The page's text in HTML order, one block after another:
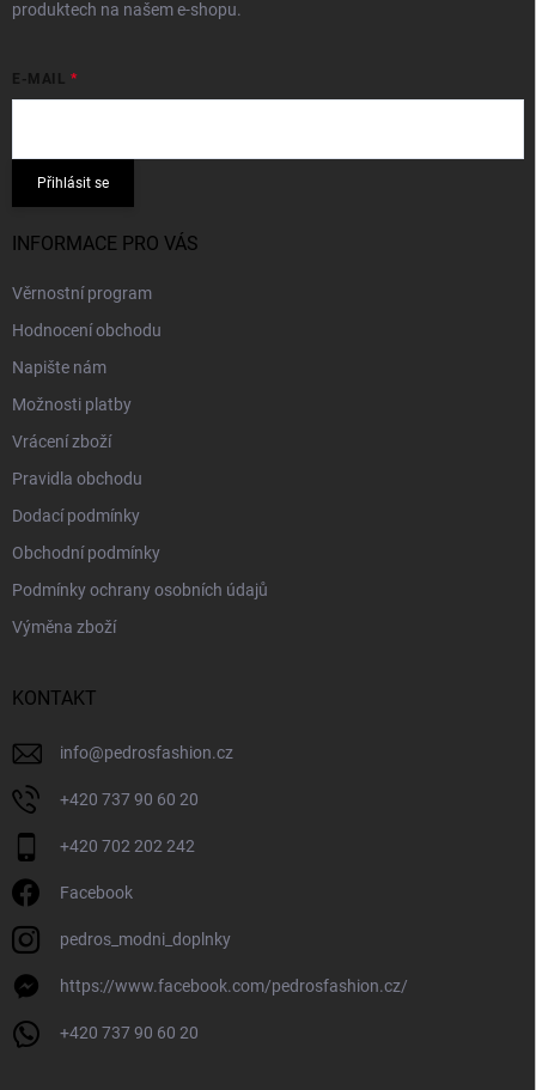
produktech na našem e-shopu.
E-MAIL
Přihlásit se
INFORMACE PRO VÁS
Věrnostní program
Hodnocení obchodu
Napište nám
Možnosti platby
Vrácení zboží
Pravidla obchodu
Dodací podmínky
Obchodní podmínky
Podmínky ochrany osobních údajů
Výměna zboží
KONTAKT
info@pedrosfashion.cz
+420 737 90 60 20
+420 702 202 242
Facebook
pedros_modni_doplnky
https://www.facebook.com/pedrosfashion.cz/
+420 737 90 60 20